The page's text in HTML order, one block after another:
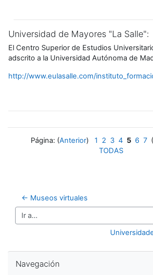
Universidad de Mayores "La Salle":
El Centro Superior de Estudios
adscrito a la Universidad Autónoma de
http://www.eulasalle.com/
Página: (Anterior) 1 2 3 4 5 6 7 (
TODAS
← Museos virtuales
Ir a...
Navegación